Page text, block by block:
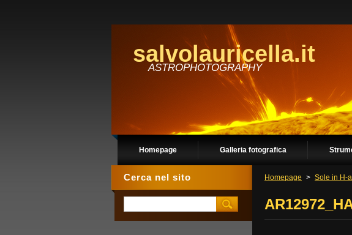
salvolauricella.it
ASTROPHOTOGRAPHY
Homepage Galleria fotografica
Homepage > Sole in H-
Cerca nel sito